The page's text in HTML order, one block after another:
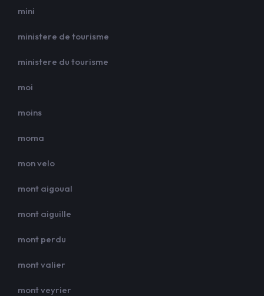
mini
ministere de tourisme
ministere du tourisme
moi
moins
moma
mon velo
mont aigoual
mont aiguille
mont perdu
mont valier
mont veyrier